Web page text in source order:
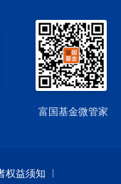
在国内市场尚处发
存在一定的投资风
资风险包括：
，在市场进入、投资
一定的限制，而且此
则，此外，在港股
富国基金微管家
权益须知